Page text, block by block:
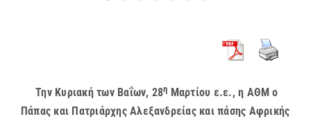
Την Κυριακή των Βαΐων, 28η Μαρτίου ε.ε., η ΑΘΜ ο
Πάπας και Πατριάρχης Αλεξανδρείας και πάσης Αφρικής